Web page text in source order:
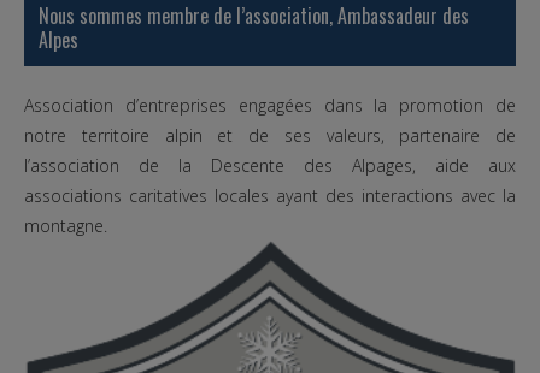
Nous sommes membre de l’association, Ambassadeur des
Alpes
Association d’entreprises engagées dans la promotion de
notre territoire alpin et de ses valeurs, partenaire de
l’association de la Descente des Alpages, aide aux
associations caritatives locales ayant des interactions avec la
montagne.